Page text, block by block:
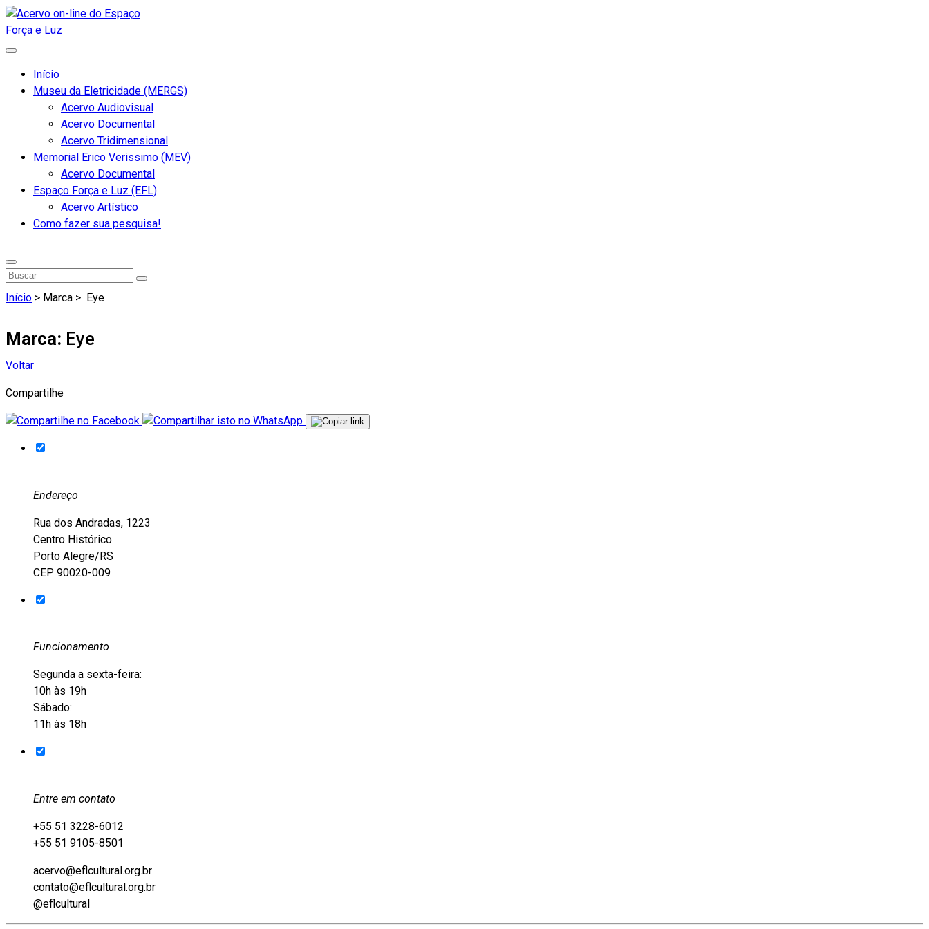
Início
Museu da Eletricidade (MERGS)
Acervo Audiovisual
Acervo Documental
Acervo Tridimensional
Memorial Erico Verissimo (MEV)
Acervo Documental
Espaço Força e Luz (EFL)
Acervo Artístico
Como fazer sua pesquisa!
Início > Marca > Eye
Marca: Eye
Voltar
Compartilhe
Endereço
Rua dos Andradas, 1223
Centro Histórico
Porto Alegre/RS
CEP 90020-009
Funcionamento
Segunda a sexta-feira:
10h às 19h
Sábado:
11h às 18h
Entre em contato
+55 51 3228-6012
+55 51 9105-8501
acervo@eflcultural.org.br
contato@eflcultural.org.br
@eflcultural